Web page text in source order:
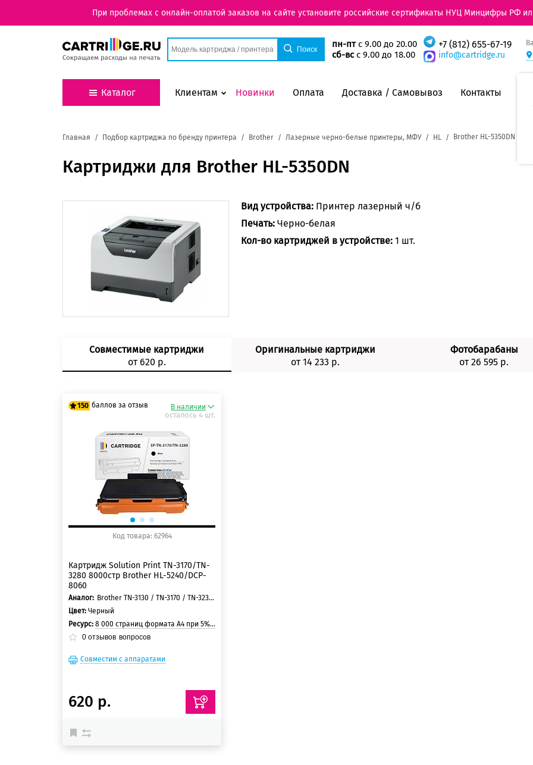
При проблемах с онлайн-оплатой заказов на сайте установите российские сертификаты НУЦ Минцифры РФ
пн-птс 9.00 до 20.00
сб-всс 9.00 до 18.00
+7 (812) 655-67-19
info@cartridge.ru
Каталог Клиентам Новинки Оплата Доставка / Самовывоз Контакты
Главная Подбор картриджа по бренду принтера Brother Лазерные черно-белые принтеры, МФУ HL Brother HL-5350DN
Картриджи для Brother HL-5350DN
Вид устройства: Принтер лазерный ч/б
Печать: Черно-белая
Кол-во картриджей в устройстве: 1 шт.
Совместимые картриджи
от 620 р.
Оригинальные картриджи
от 14 233 р.
Фотобарабаны
от 26 595 р.
150 баллов за отзыв
125 баллов
150 баллов
В наличии
осталось 4 шт.
Код товара: 62964
Картридж Solution Print TN-3170/TN-
3280 8000стр Brother HL-5240/DCP-
8060
Аналог:
Brother TN-3130 / TN-3170 / TN-3230 / TN-3280 / TN-3170 / TN-580
Цвет: Черный
Ресурс: 8 000 страниц формата А4 при 5% заполнении страницы
0 отзывов вопросов
Совместим с аппаратами
620 р.